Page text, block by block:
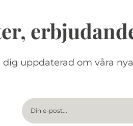
dig uppdaterad om våra